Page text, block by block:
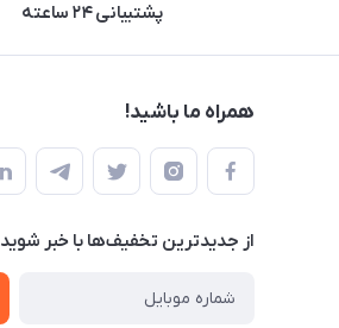
پشتیبانی ۲۴ ساعته
همراه ما باشید!
از جدید‌ترین تخفیف‌ها با‌ خبر شوید